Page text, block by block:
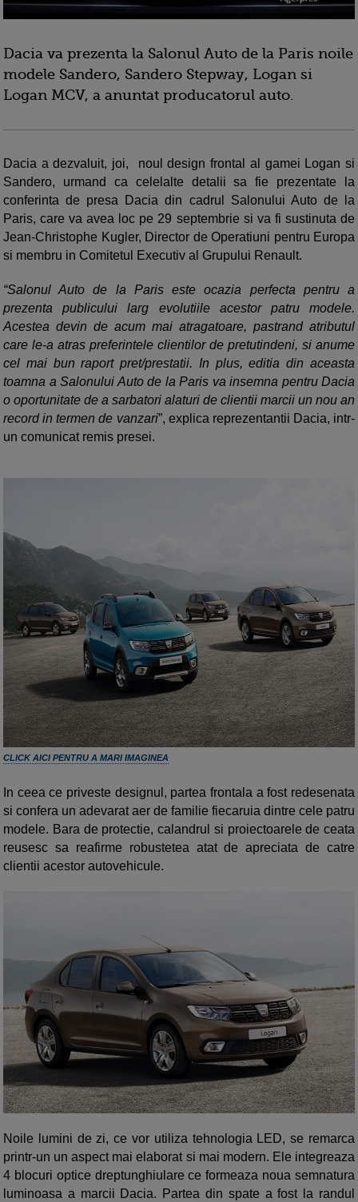
Dacia va prezenta la Salonul Auto de la Paris noile
modele Sandero, Sandero Stepway, Logan si
Logan MCV, a anuntat producatorul auto.
Dacia a dezvaluit, joi, noul design frontal al gamei Logan si
Sandero, urmand ca celelalte detalii sa fie prezentate la
conferinta de presa Dacia din cadrul Salonului Auto de la
Paris, care va avea loc pe 29 septembrie si va fi sustinuta de
Jean-Christophe Kugler, Director de Operatiuni pentru Europa
si membru in Comitetul Executiv al Grupului Renault.
“Salonul Auto de la Paris este ocazia perfecta pentru a
prezenta publicului larg evolutiile acestor patru modele.
Acestea devin de acum mai atragatoare, pastrand atributul
care le-a atras preferintele clientilor de pretutindeni, si anume
cel mai bun raport pret/prestatii. In plus, editia din aceasta
toamna a Salonului Auto de la Paris va insemna pentru Dacia
o oportunitate de a sarbatori alaturi de clientii marcii un nou an
record in termen de vanzari”, explica reprezentantii Dacia, intr-
un comunicat remis presei.
CLICK AICI PENTRU A MARI IMAGINEA
In ceea ce priveste designul, partea frontala a fost redesenata
si confera un adevarat aer de familie fiecaruia dintre cele patru
modele. Bara de protectie, calandrul si proiectoarele de ceata
reusesc sa reafirme robustetea atat de apreciata de catre
clientii acestor autovehicule.
Noile lumini de zi, ce vor utiliza tehnologia LED, se remarca
printr-un un aspect mai elaborat si mai modern. Ele integreaza
4 blocuri optice dreptunghiulare ce formeaza noua semnatura
luminoasa a marcii Dacia. Partea din spate a fost la randul